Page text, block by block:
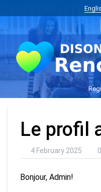
Le profil
4 February 2025
Bonjour, Admin!